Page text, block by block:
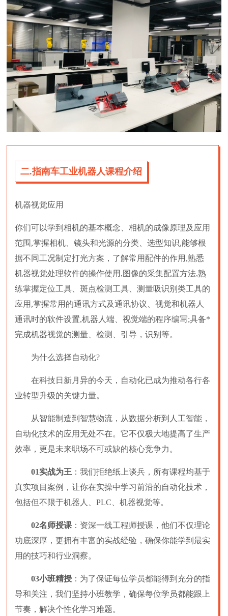
二.指南车工业机器人课程介绍
机器视觉应用
你们可以学到相机的基本概念、相机的成像原理及应用
范围,掌握相机、镜头和光源的分类、选型知识,能够根
据不同工况制定打光方案，了解常用配件的作用,熟悉
机器视觉处理软件的操作使用,图像的采集配置方法,熟
练掌握定位工具、斑点检测工具、测量吸识别类工具的
应用,掌握常用的通讯方式及通讯协议、视觉和机器人
通讯时的软件设置,机器人端、视觉端的程序编写;具备*
完成机器视觉的测量、检测、引导，识别等。
为什么选择自动化?
在科技日新月异的今天，自动化已成为推动各行各
业转型升级的关键力量。
从智能制造到智慧物流，从数据分析到人工智能，
自动化技术的应用无处不在。它不仅极大地提高了生产
效率，更是未来职场不可或缺的核心竞争力。
01实战为王 ：我们拒绝纸上谈兵，所有课程均基于
真实项目案例，让你在实操中学习前沿的自动化技术，
包括但不限于机器人、PLC、机器视觉等。
02名师授课 ：资深一线工程师授课，他们不仅理论
功底深厚，更拥有丰富的实战经验，确保你能学到最实
用的技巧和行业洞察。
03小班精授 ：为了保证每位学员都能得到充分的指
导和关注，我们坚持小班教学，确保每位学员都能跟上
节奏，解决个性化学习难题。